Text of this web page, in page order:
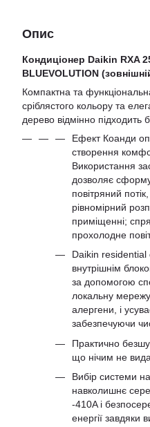
Опис
Кондиціонер Daikin RXA
BLUEVOLUTION
Компактна та
сріблястого кольору та
дерево відмінно підходить
Ефект Коанди
створення
Використання
дозволяє
повітряний
рівномірний
приміщенні;
прохолодне
Daikin residential
внутрішнім
за допомогою
локальну мережу
алергени, і
забезпечуючи
Практично
що нічим не
Вибір системи
навколишнє
-410A і
енергії завдяки